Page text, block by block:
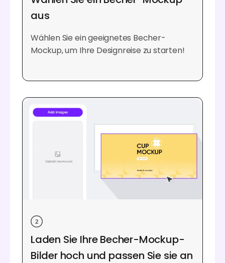
aus
Wählen Sie ein geeignetes Becher-
Mockup, um Ihre Designreise zu starten!
Laden Sie Ihre Becher-Mockup-
Bilder hoch und passen Sie sie an